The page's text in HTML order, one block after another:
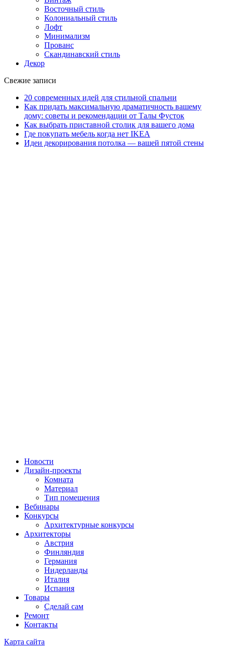
Восточный стиль
Колониальный стиль
Лофт
Минимализм
Прованс
Скандинавский стиль
Декор
Свежие записи
20 современных идей для стильной спальни
Как придать максимальную драматичность вашему
дому: советы и рекомендации от Талы Фусток
Как выбрать приставной столик для вашего дома
Где покупать мебель когда нет IKEA
Идеи декорирования потолка — вашей пятой стены
Новости
Дизайн-проекты
Комната
Материал
Тип помещения
Вебинары
Конкурсы
Архитектурные конкурсы
Архитекторы
Австрия
Финляндия
Германия
Нидерланды
Италия
Испания
Товары
Сделай сам
Ремонт
Контакты
Карта сайта